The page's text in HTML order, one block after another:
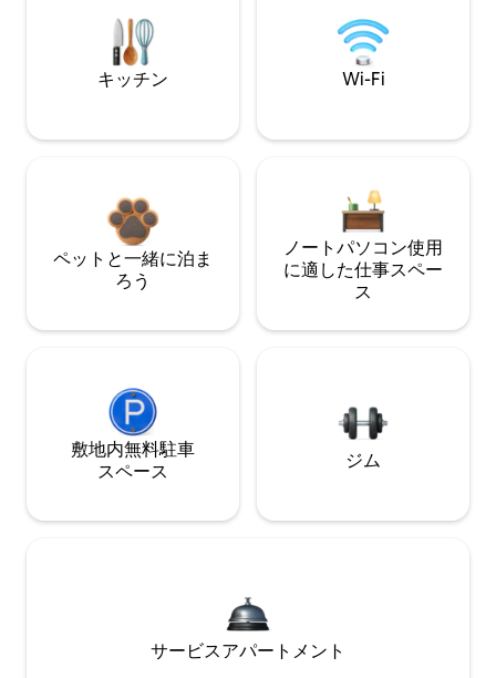
キッチン Wi-Fi
ペットと一緒に泊ま
ろう
ノートパソコン使用
に適した仕事スペー
ス
敷地内無料駐⁠車
ス⁠ペ⁠ー⁠ス
ジム
サービスアパートメント